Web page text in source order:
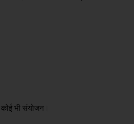
भी संयोजन।